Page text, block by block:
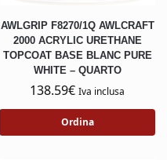
AWLGRIP F8270/1Q AWLCRAFT
2000 ACRYLIC URETHANE
TOPCOAT BASE BLANC PURE
WHITE – QUARTO
138.59€ Iva inclusa
Ordina